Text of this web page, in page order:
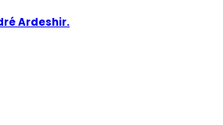
Ardeshir.